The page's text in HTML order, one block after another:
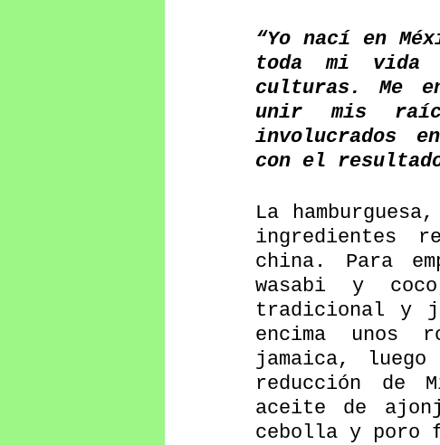
“Yo nací en
toda mi vida
culturas. Me
unir mis
involucrados
con el
La hamburguesa,
ingredientes
china. Para
wasabi y
tradicional y
encima unos
jamaica,
reducción de
aceite de
cebolla y poro